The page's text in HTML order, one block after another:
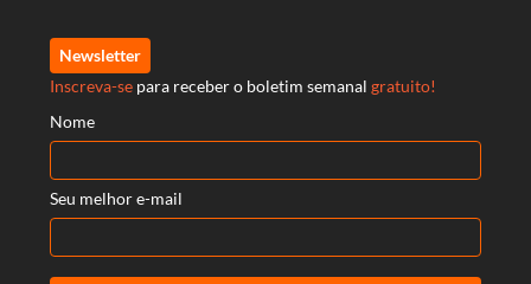
Newsletter
Inscreva-se para receber o boletim semanal gratuito!
Nome
Seu melhor e-mail